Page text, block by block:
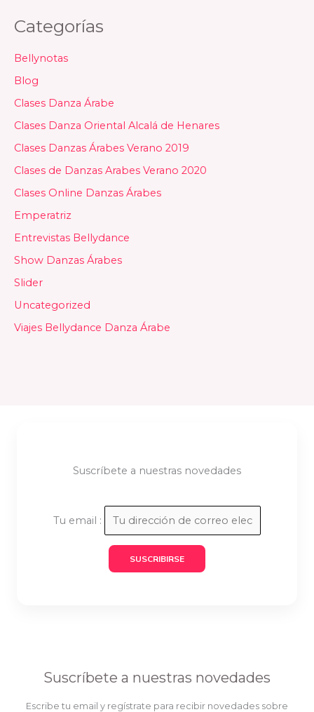
Categorías
Bellynotas
Blog
Clases Danza Árabe
Clases Danza Oriental Alcalá de Henares
Clases Danzas Árabes Verano 2019
Clases de Danzas Arabes Verano 2020
Clases Online Danzas Árabes
Emperatriz
Entrevistas Bellydance
Show Danzas Árabes
Slider
Uncategorized
Viajes Bellydance Danza Árabe
Suscríbete a nuestras novedades
Tu email :
Suscríbete a nuestras novedades
Escribe tu email y regístrate para recibir novedades sobre